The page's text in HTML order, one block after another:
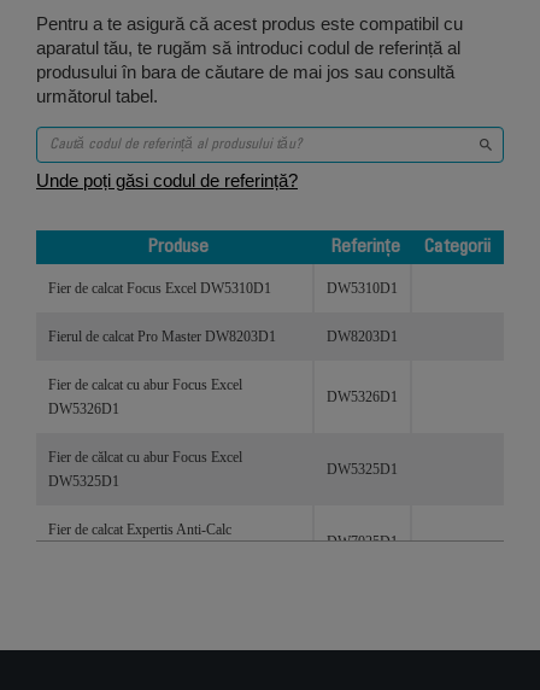
Pentru a te asigură că acest produs este compatibil cu
aparatul tău, te rugăm să introduci codul de referință al
produsului în bara de căutare de mai jos sau consultă
următorul tabel.
Unde poți găsi codul de referință?
Produse Referințe
Categorii
Fier de calcat Focus Excel DW5310D1 DW5310D1
Fierul de calcat Pro Master DW8203D1 DW8203D1
Fier de calcat cu abur Focus Excel
DW5326D1
DW5326D1
Fier de călcat cu abur Focus Excel
DW5325D1
DW5325D1
Fier de calcat Expertis Anti-Calc
DW7025D1
Fier de călcat cu abur Focus Excel